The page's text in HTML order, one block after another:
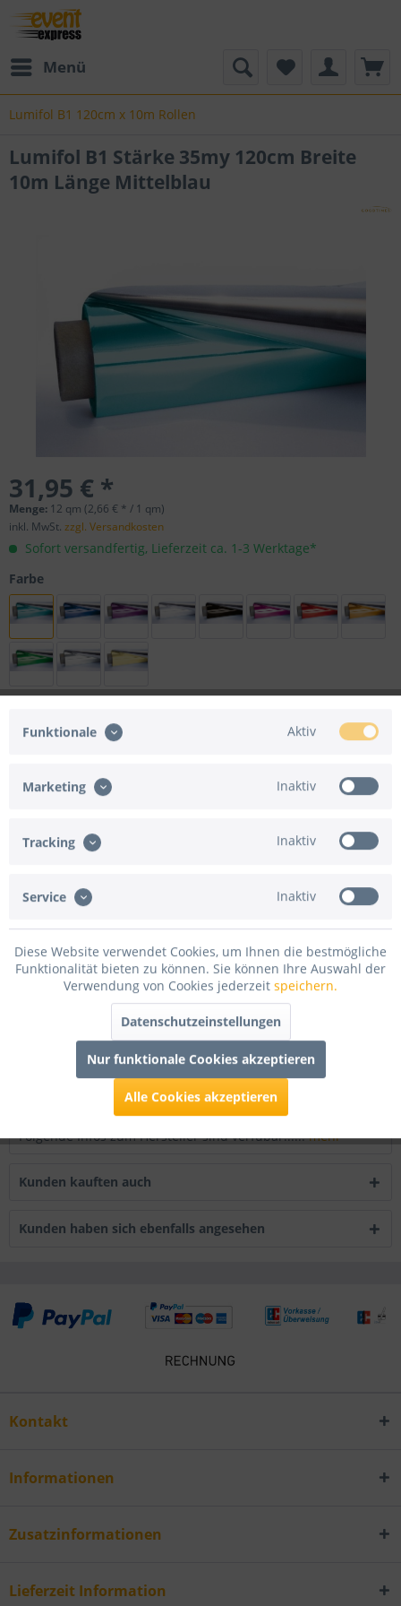
Menü
Lumifol B1 120cm x 10m Rollen
Lumifol B1 Stärke 35my 120cm Breite
10m Länge Mittelblau
31,95 € *
Menge: 12 qm (2,66 € * / 1 qm)
inkl. MwSt. zzgl. Versandkosten
Sofort versandfertig, Lieferzeit ca. 1-3 Werktage*
Farbe
Folgende Versandarten werden nicht angeboten:
Artikel-Nr.:
Beschreibung
Diese 10m Rolle Lumifol-Folie ist permanent schwer
entflammbar nach DIN 4102 B1...mehr
Bewertungen
0
Bewertungen lesen, schreiben und diskutieren...mehr
Infos zum Hersteller
Folgende Infos zum Hersteller sind verfübar......mehr
Kunden kauften auch
Kunden haben sich ebenfalls angesehen
Kontakt
Informationen
Zusatzinformationen
Lieferzeit Information
Funktionale Aktiv
Marketing Inaktiv
Tracking Inaktiv
Service Inaktiv
Diese Website verwendet Cookies, um Ihnen die bestmögliche
Funktionalität bieten zu können. Sie können Ihre Auswahl der
Verwendung von Cookies jederzeit speichern.
Datenschutzeinstellungen
Nur funktionale Cookies akzeptieren
Alle Cookies akzeptieren